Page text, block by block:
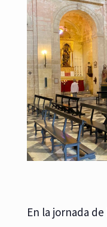
En la jornada